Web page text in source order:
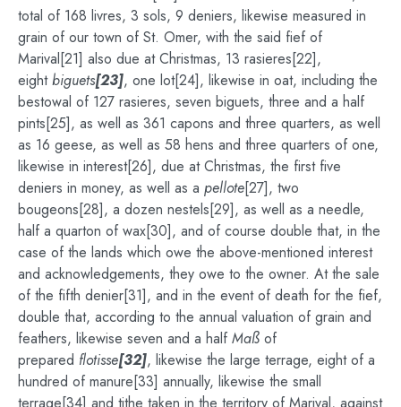
total of 168 livres, 3 sols, 9 deniers, likewise measured in
grain of our town of St. Omer, with the said fief of
Marival[21] also due at Christmas, 13 rasieres[22],
eightbiguets[23], one lot[24], likewise in oat, including the
bestowal of 127 rasieres, seven biguets, three and a half
pints[25], as well as 361 capons and three quarters, as well
as 16 geese, as well as 58 hens and three quarters of one,
likewise in interest[26], due at Christmas, the first five
deniers in money, as well as a pellote[27], two
bougeons[28], a dozen nestels[29], as well as a needle,
half a quarton of wax[30], and of course double that, in the
case of the lands which owe the above-mentioned interest
and acknowledgements, they owe to the owner. At the sale
of the fifth denier[31], and in the event of death for the fief,
double that, according to the annual valuation of grain and
feathers, likewise seven and a half Maß of
prepared flotisse[32], likewise the large terrage, eight of a
hundred of manure[33] annually, likewise the small
terrage[34] and tithe taken in the territory of Marival, against